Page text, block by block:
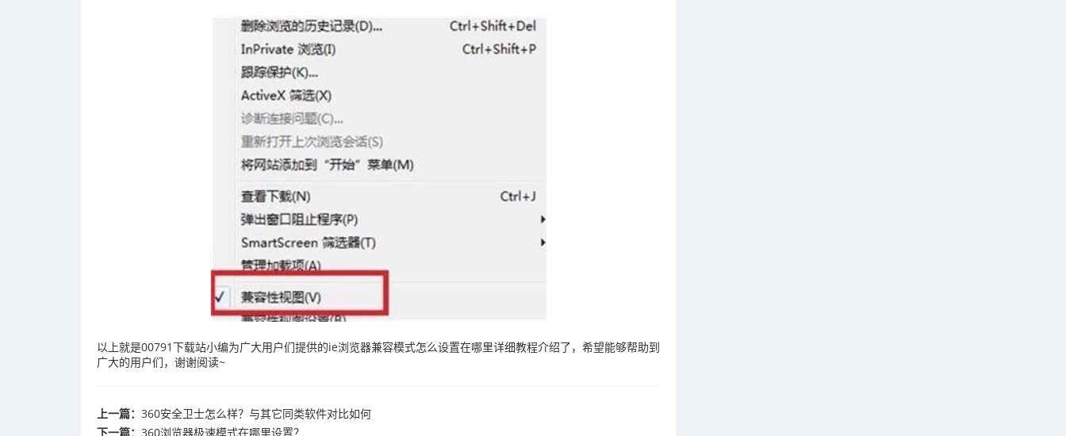
以上就是00791下载站小编为广大用户们提供的ie浏览器兼容模式怎么设置在哪里详细教程介绍了，希望能够帮助到
广大的用户们，谢谢阅读~
上一篇： 360安全卫士怎么样？与其它同类软件对比如何
下一篇： 360浏览器极速模式在哪里设置？